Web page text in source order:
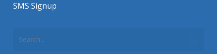
SMS Signup